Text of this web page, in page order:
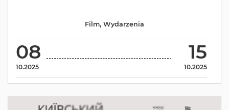
08
10.2025
15
10.2025
Film, Wydarzenia